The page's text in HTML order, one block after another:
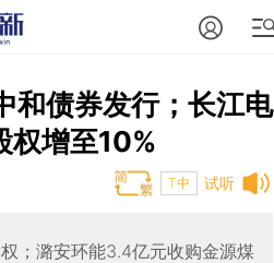
和债券发行；长江电
权增至10%
试听
T中
；潞安环能3.4亿元收购金源煤